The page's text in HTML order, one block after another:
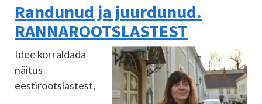
Randunud ja juurdunud.
RANNAROOTSLASTEST
Idee korraldada
näitus
eestirootslastest,